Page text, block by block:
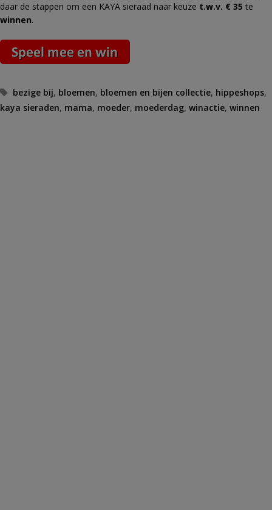
daar de stappen om een KAYA sieraad naar keuze t.w.v. € 35 te
winnen.
Tags
bezige bij, bloemen, bloemen en bijen collectie, hippeshops,
kaya sieraden, mama, moeder, moederdag, winactie, winnen